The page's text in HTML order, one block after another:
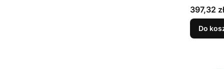
Cena
397,32 zł
Do